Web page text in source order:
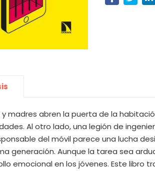
y madres abren la puerta de la
Al otro lado, una legión de
del móvil parece una lucha
generación. Aunque la tarea sea
emocional en los jóvenes. Este libro